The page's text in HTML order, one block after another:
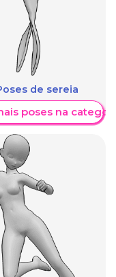
de sereia
poses na